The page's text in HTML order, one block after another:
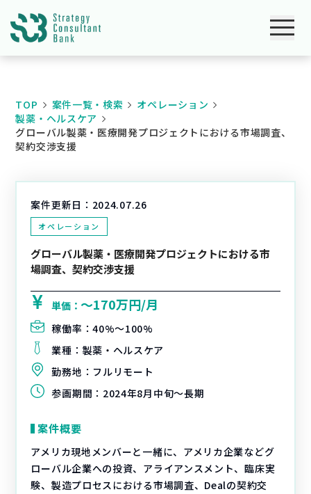
TOP 案件一覧・検索
オペレーション
製薬・ヘルスケア
グローバル製薬・医療開発プロジェクトにおける市場調査、
契約交渉支援
案件更新日： 2024.07.26
オペレーション
グローバル製薬・医療開発プロジェクトにおける市
場調査、契約交渉支援
単価：〜170万円/月
稼働率：40%〜100%
業種： 製薬・ヘルスケア
勤務地： フルリモート
参画期間： 2024年8月中旬～長期
案件概要
アメリカ現地メンバーと一緒に、アメリカ企業などグ
ローバル企業への投資、アライアンスメント、臨床実
験、製造プロセスにおける市場調査、Dealの契約交